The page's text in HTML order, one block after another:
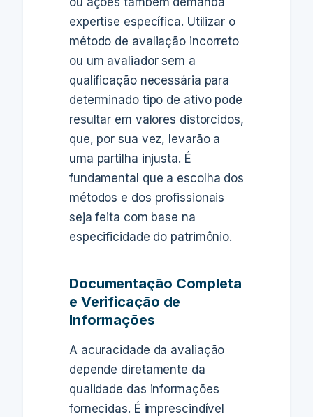
expertise específica. Utilizar o
método de avaliação incorreto
ou um avaliador sem a
qualificação necessária para
determinado tipo de ativo pode
resultar em valores distorcidos,
que, por sua vez, levarão a
uma partilha injusta. É
fundamental que a escolha dos
métodos e dos profissionais
seja feita com base na
especificidade do patrimônio.
Documentação Completa
e Verificação de
Informações
A acuracidade da avaliação
depende diretamente da
qualidade das informações
fornecidas. É imprescindível